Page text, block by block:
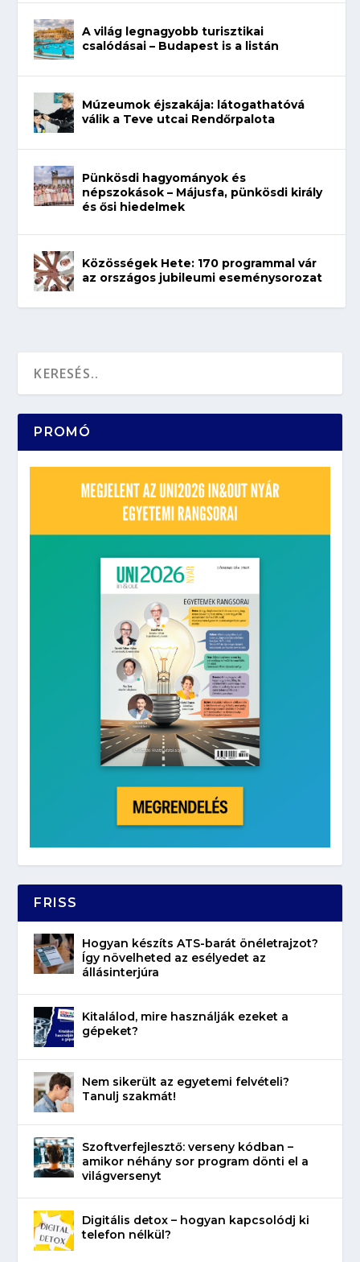
A világ legnagyobb turisztikai
csalódásai – Budapest is a listán
Múzeumok éjszakája: látogathatóvá
válik a Teve utcai Rendőrpalota
Pünkösdi hagyományok és
népszokások – Májusfa, pünkösdi király
és ősi hiedelmek
Közösségek Hete: 170 programmal vár
az országos jubileumi eseménysorozat
PROMÓ
FRISS
Hogyan készíts ATS-barát önéletrajzot?
Így növelheted az esélyedet az
állásinterjúra
Kitalálod, mire használják ezeket a
gépeket?
Nem sikerült az egyetemi felvételi?
Tanulj szakmát!
Szoftverfejlesztő: verseny kódban –
amikor néhány sor program dönti el a
világversenyt
Digitális detox – hogyan kapcsolódj ki
telefon nélkül?